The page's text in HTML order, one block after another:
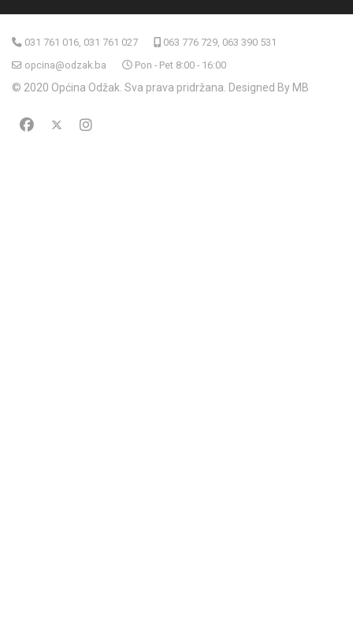
031 761 016, 031 761 027
063 776 729, 063 390 531
opcina@odzak.ba
Pon - Pet 8:00 - 16:00
© 2020 Općina Odžak. Sva prava pridržana. Designed By MB